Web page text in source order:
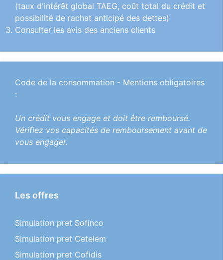
(taux d'intérêt global TAEG, coût total du crédit et
possibilité de rachat anticipé des dettes)
Consulter les avis des anciens clients
Code de la consommation - Mentions obligatoires
:
Un crédit vous engage et doit être remboursé.
Vérifiez vos capacités de remboursement avant de
vous engager.
Les offres
Simulation pret Sofinco
Simulation pret Cetelem
Simulation pret Cofidis